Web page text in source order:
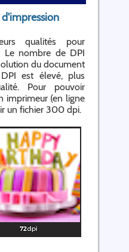
qualités pour
Le nombre de DPI
du document
est élevé, plus
Pour pouvoir
imprimeur (en ligne
un fichier 300 dpi.